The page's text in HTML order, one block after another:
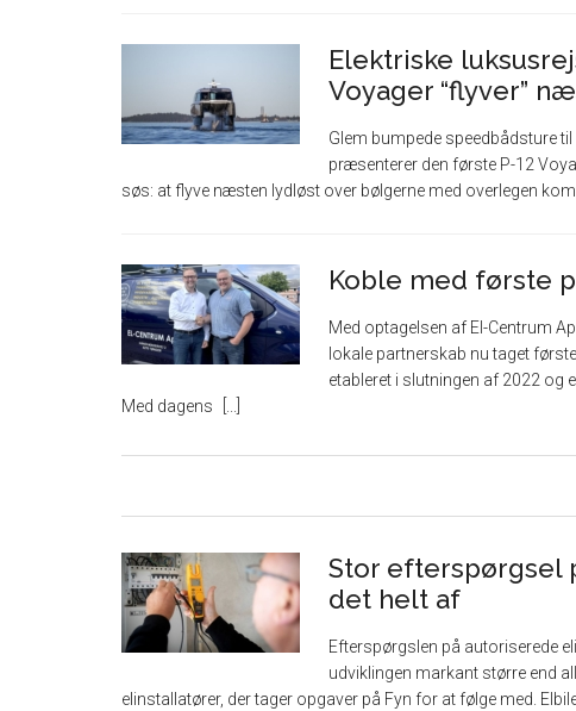
Elektriske
Voyager “flyver”
Glem bumpede speedbådsture
præsenterer den første P-12
søs: at flyve næsten lydløst over bølgerne med overlegen
Koble med første
Med optagelsen af El-Centrum
lokale partnerskab nu taget
etableret i slutningen af 2022 og
Med dagens
Stor efterspørgsel
det helt af
Efterspørgslen på autoriserede
udviklingen markant større end
elinstallatører, der tager opgaver på Fyn for at følge med.